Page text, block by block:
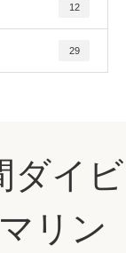
12
29
ダイビ
リン